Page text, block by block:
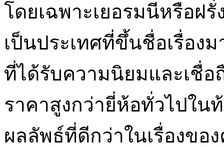
โดยเฉพาะเยอรมนีหรือฝ
เป็นประเทศที่ขึ้นชื่อเรื่อง
ที่ได้รับความนิยมและเชื่อ
ราคาสูงกว่ายี่ห้อทั่วไปใน
ผลลัพธ์ที่ดีกว่าในเรื่องขอ